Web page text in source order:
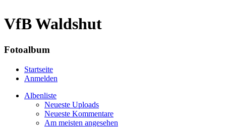
VfB Waldshut
Fotoalbum
Startseite
Anmelden
Albenliste
Neueste Uploads
Neueste Kommentare
Am meisten angesehen